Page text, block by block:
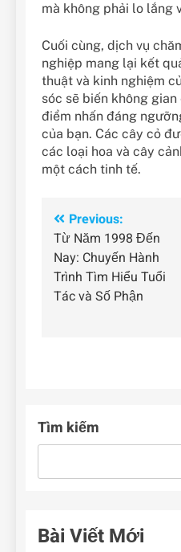
mà không phải lo lắng
Cuối cùng, dịch vụ
nghiệp mang lại kết
thuật và kinh nghiệm
sóc sẽ biến không
điểm nhấn đáng
của bạn. Các cây cỏ
các loại hoa và cây
một cách tinh tế.
Điều
hướng
bài
viết
Previous:
Từ Năm 1998 Đến
Nay: Chuyến Hành
Trình Tìm Hiểu Tuổi
Tác và Số Phận
Tìm kiếm
Bài Viết Mới